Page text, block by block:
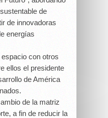
de
de innovadoras
energías
con otros
ellos el presidente
de América
de la matriz
a fin de reducir la